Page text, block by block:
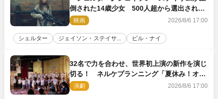
倒された14歳少女 500人超から選出された
新鋭ボディ・レイ・ブレスナックとは
映画 2026/8/6 17:00
シェルター ジェイソン・ステイサ... ビル・ナイ
32名で力を合わせ、世界初上演の新作を演じ
切る！ ネルケプランニング「夏休み！オ
ン・ワークショップ2026」レポート【最終
日】
演劇 2026/8/6 17:00